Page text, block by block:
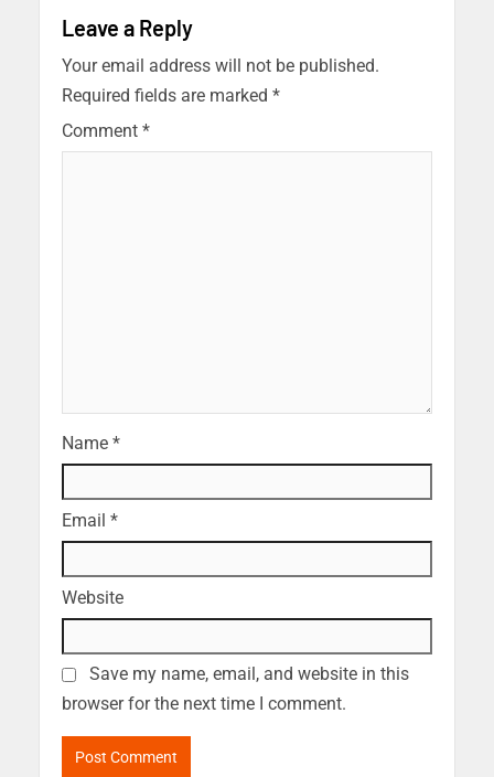
Leave a Reply
Your email address will not be published.
Required fields are marked *
Comment *
Name *
Email *
Website
Save my name, email, and website in this
browser for the next time I comment.